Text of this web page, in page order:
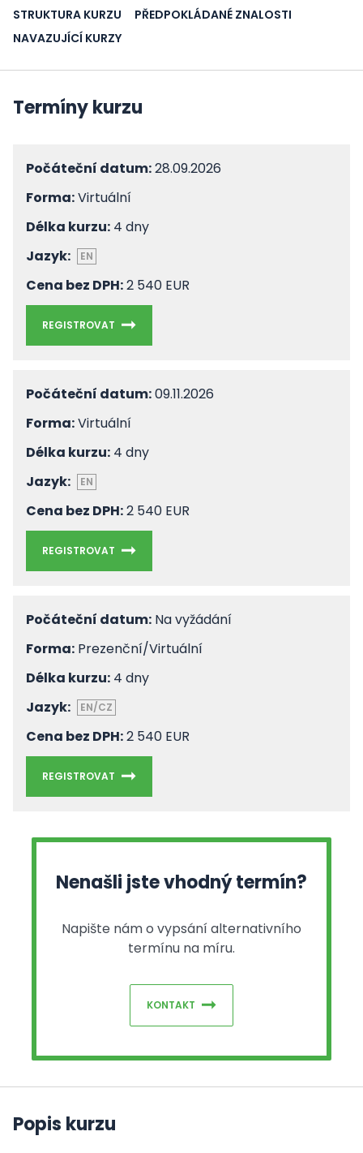
STRUKTURA KURZU
PŘEDPOKLÁDANÉ ZNALOSTI
NAVAZUJÍCÍ KURZY
Termíny kurzu
Počáteční datum:28.09.2026
Forma:Virtuální
Délka kurzu: 4 dny
Jazyk:
EN
Cena bez DPH:2 540 EUR
REGISTROVAT
Počáteční datum:09.11.2026
Forma:Virtuální
Délka kurzu: 4 dny
Jazyk:
EN
Cena bez DPH:2 540 EUR
REGISTROVAT
Počáteční datum: Na vyžádání
Forma: Prezenční/Virtuální
Délka kurzu: 4 dny
Jazyk:
EN/CZ
Cena bez DPH:2 540 EUR
REGISTROVAT
Nenašli jste vhodný termín?
Napište nám o vypsání alternativního
termínu na míru.
KONTAKT
Popis kurzu